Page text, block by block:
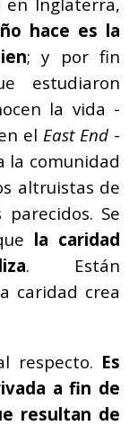
hace es la
; y por fin
estudiaron
la vida -
el East End -
la comunidad
altruistas de
Se
la caridad
. Están
caridad crea
respecto. Es
a fin de
resultan de